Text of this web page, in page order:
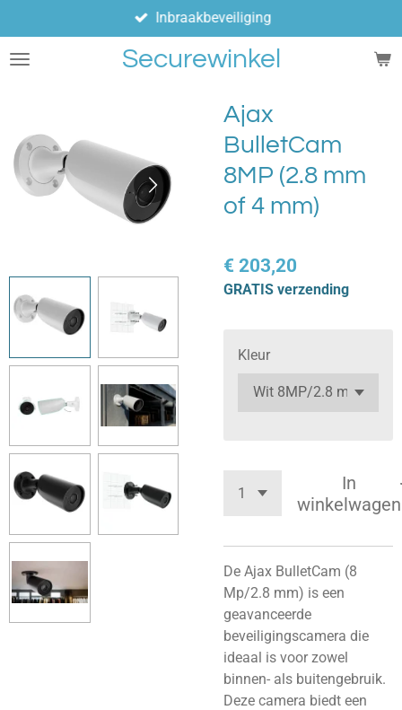
direct
naar
Securewinkel
Inbraakbeveiliging
Ajax
BulletCam
8MP (2.8 mm
of 4 mm)
€ 203,20
GRATIS verzending
Kleur
In
winkelwagen
De Ajax BulletCam (8
Mp/2.8 mm) is een
geavanceerde
beveiligingscamera die
ideaal is voor zowel
binnen- als buitengebruik.
Deze camera biedt een